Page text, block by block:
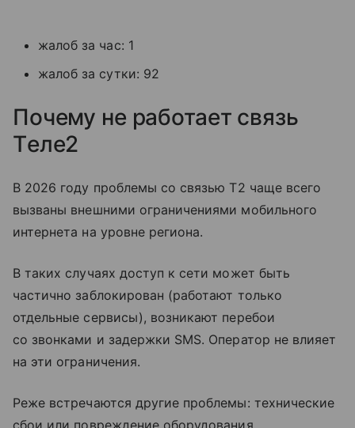
жалоб за час: 1
жалоб за сутки: 92
Почему не работает связь
Tеле2
В 2026 году проблемы со связью T2 чаще всего
вызваны внешними ограничениями мобильного
интернета на уровне региона.
В таких случаях доступ к сети может быть
частично заблокирован (работают только
отдельные сервисы), возникают перебои
со звонками и задержки SMS. Оператор не влияет
на эти ограничения.
Реже встречаются другие проблемы: технические
сбои или повреждение оборудования.